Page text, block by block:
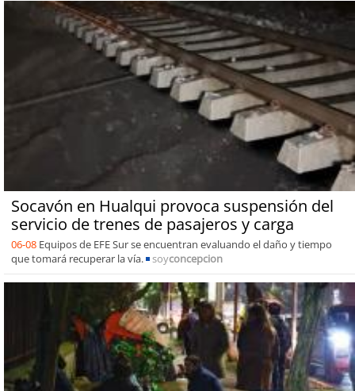
Socavón en Hualqui provoca suspensión del
servicio de trenes de pasajeros y carga
06-08 Equipos de EFE Sur se encuentran evaluando el daño y tiempo
que tomará recuperar la vía.
soyconcepcion